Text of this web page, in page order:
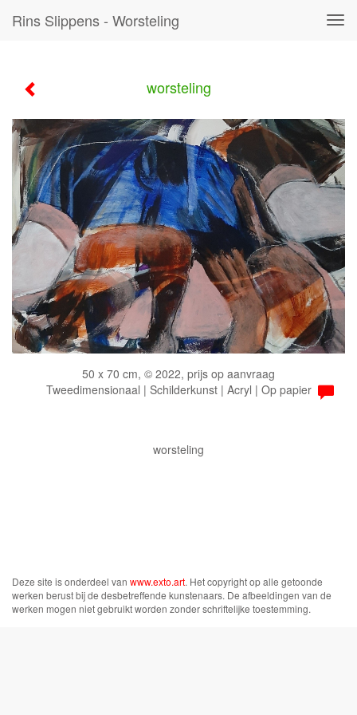
Rins Slippens - Worsteling
worsteling
50 x 70 cm, © 2022, prijs op aanvraag
Tweedimensionaal | Schilderkunst | Acryl | Op papier
worsteling
Deze site is onderdeel van www.exto.art. Het copyright op alle getoonde
werken berust bij de desbetreffende kunstenaars. De afbeeldingen van de
werken mogen niet gebruikt worden zonder schriftelijke toestemming.